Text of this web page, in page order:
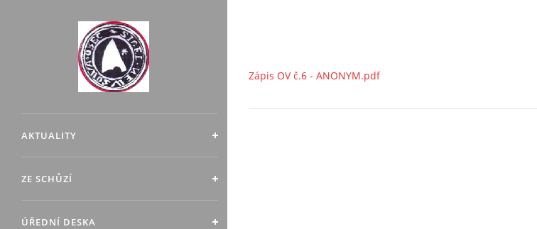
AKTUALITY
ZE SCHŮZÍ
ÚŘEDNÍ DESKA
Zápis OV č.6 - ANONYM.pdf